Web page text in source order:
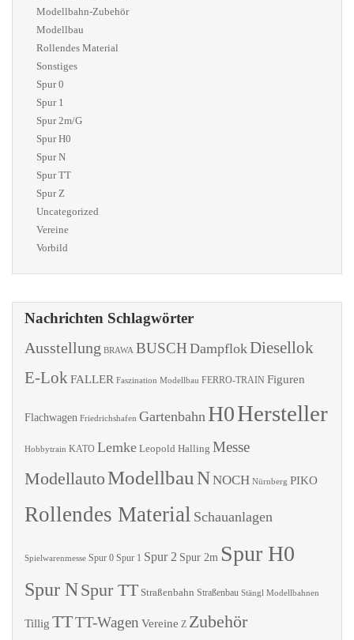
Modellbahn-Zubehör
Modellbau
Rollendes Material
Sonstiges
Spur 0
Spur 1
Spur 2m/G
Spur H0
Spur N
Spur TT
Spur Z
Uncategorized
Vereine
Vorbild
Nachrichten Schlagwörter
Ausstellung BRAWA BUSCH DampflokDiesellok
E-LokFALLER Faszination Modellbau FERRO-TRAIN Figuren
Flachwagen Friedrichshafen Gartenbahn H0Hersteller
Hobbytrain KATO Lemke Leopold Halling Messe
ModellautoModellbauNNOCH Nürnberg PIKO
Rollendes Material Schauanlagen
Spielwarenmesse Spur 0 Spur 1 Spur 2 Spur 2m Spur H0
Spur NSpur TT Straßenbahn Straßenbau Stängl Modellbahnen
Tillig TTTT-Wagen Vereine Z Zubehör